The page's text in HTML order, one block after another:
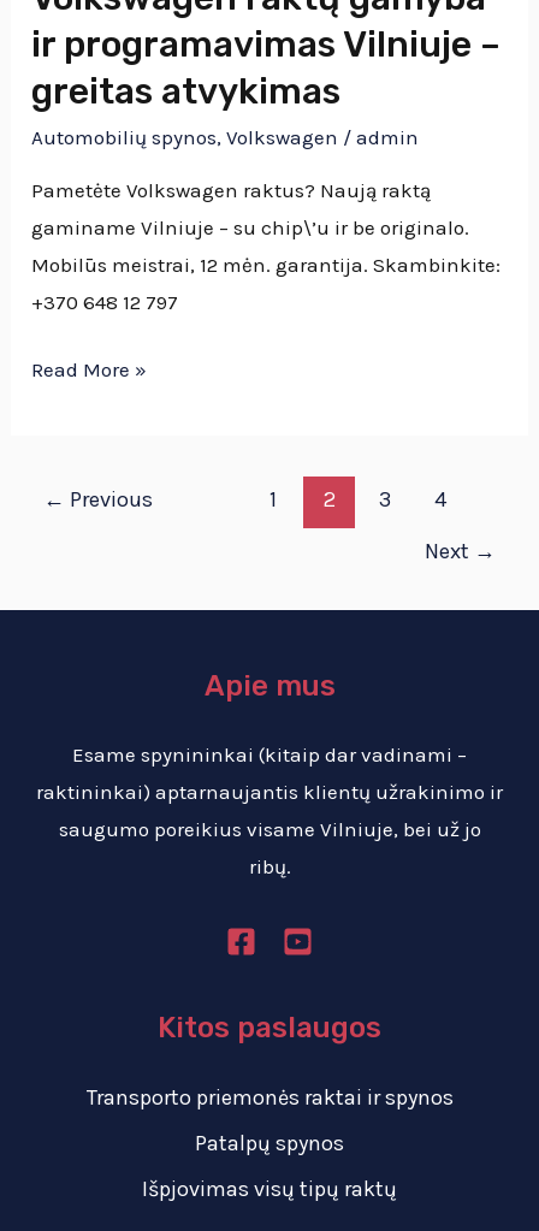
ir programavimas Vilniuje –
greitas atvykimas
Automobilių spynos,Volkswagen /admin
Pametėte Volkswagen raktus? Naują raktą
gaminame Vilniuje – su chip\’u ir be originalo.
Mobilūs meistrai, 12 mėn. garantija. Skambinkite:
+370 648 12 797
raktų
gamyba
ir
programavimas
Vilniuje
Read More »
← Previous 1 2 3
4
Next →
Apie mus
Esame spynininkai (kitaip dar vadinami –
raktininkai) aptarnaujantis klientų užrakinimo ir
saugumo poreikius visame Vilniuje, bei už jo
ribų.
Kitos paslaugos
Transporto priemonės raktai ir spynos
Patalpų spynos
Išpjovimas visų tipų raktų